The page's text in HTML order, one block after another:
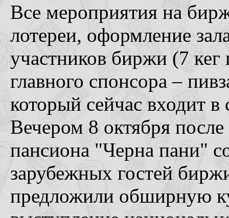
Все мероприятия на
лотереи, оформление
участников биржи (7
главного спонсора –
который сейчас входит
Вечером 8 октября
пансиона "Черна пани"
зарубежных гостей
предложили обширную